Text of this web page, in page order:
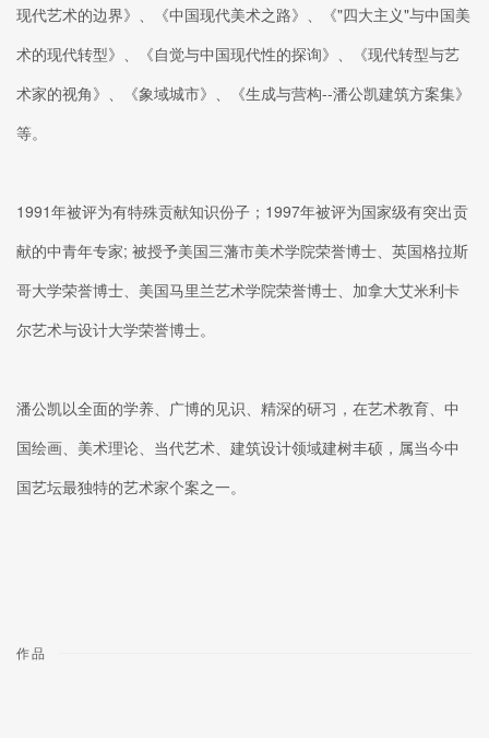
现代艺术的边界》、《中国现代美术之路》、《"四大主义"与中国美
术的现代转型》、《自觉与中国现代性的探询》、《现代转型与艺
术家的视角》、《象域城市》、《生成与营构--潘公凯建筑方案集》
等。
1991年被评为有特殊贡献知识份子；1997年被评为国家级有突出贡
献的中青年专家; 被授予美国三藩市美术学院荣誉博士、英国格拉斯
哥大学荣誉博士、美国马里兰艺术学院荣誉博士、加拿大艾米利卡
尔艺术与设计大学荣誉博士。
潘公凯以全面的学养、广博的见识、精深的研习，在艺术教育、中
国绘画、美术理论、当代艺术、建筑设计领域建树丰硕，属当今中
国艺坛最独特的艺术家个案之一。
作品